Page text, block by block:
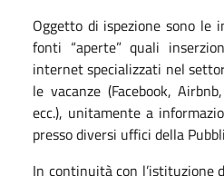
Oggetto di ispezione sono le
fonti “aperte” quali
internet specializzati nel
le vacanze (Facebook,
ecc.), unitamente a
presso diversi uffici della
In continuità con l’istituzione